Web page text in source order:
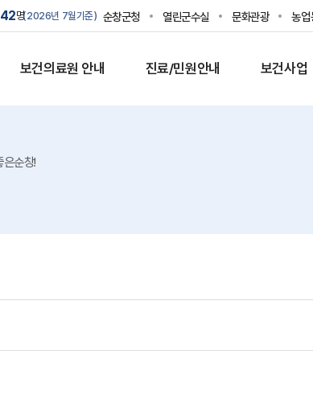
명2026년 7월기준 순창군청 열린군수실 문화관광 농업
보건의료원 안내 진료/민원안내 보건사업
순창!